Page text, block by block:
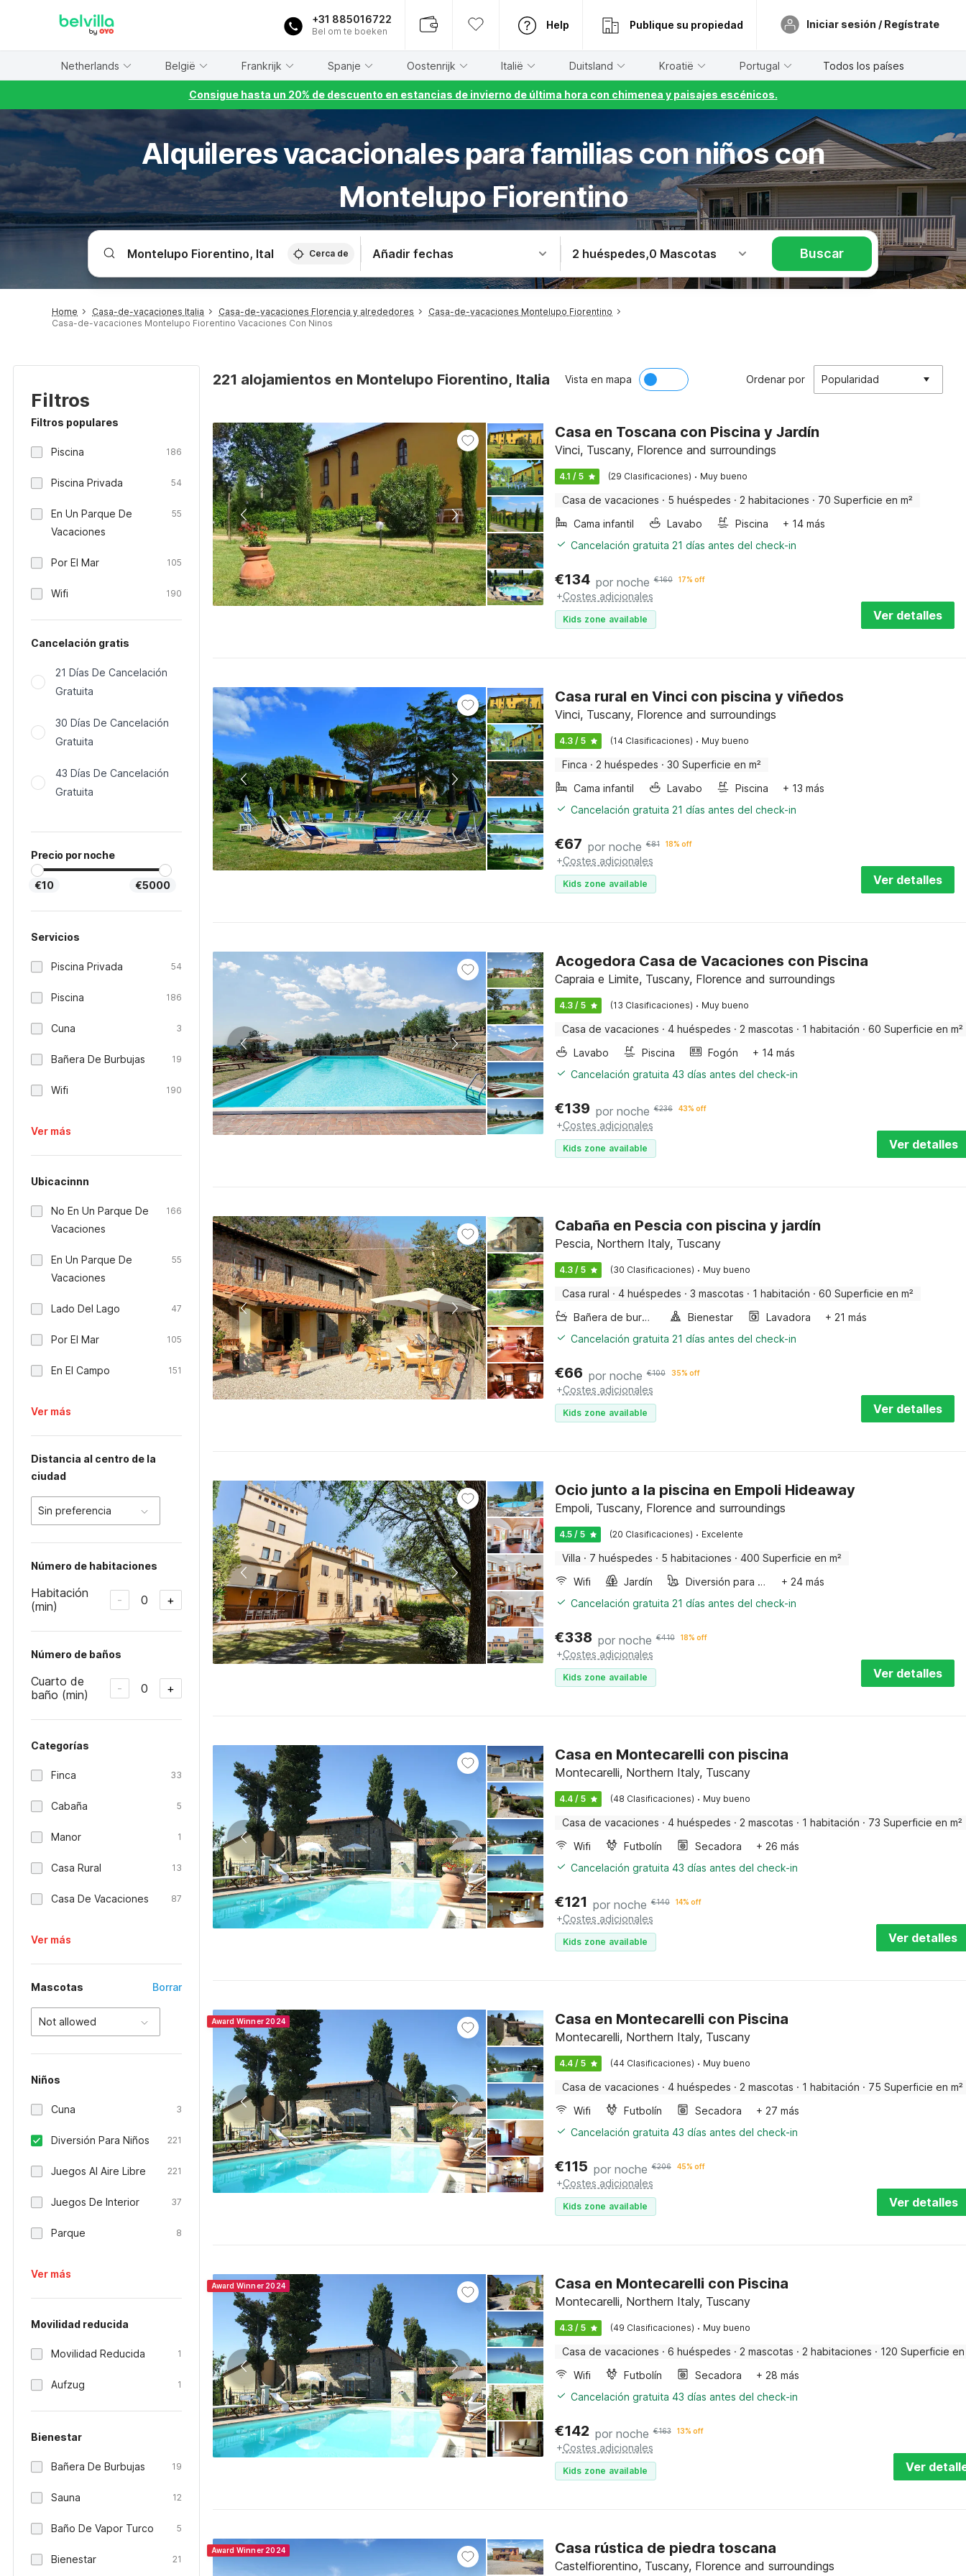
+31 885016722
Bel om te boeken
Help Publique su propiedad Iniciar sesión / Regístrate
Netherlands België Frankrijk Spanje Oostenrijk Italië Duitsland Kroatië Portugal Todos los países
Consigue hasta un 20% de descuento en estancias de invierno de última hora con chimenea y paisajes escénicos.
Alquileres vacacionales para familias con niños con
Montelupo Fiorentino
Cerca de Añadir fechas 2 huéspedes,0 Mascotas Buscar
Home Casa-de-vacaciones Italia Casa-de-vacaciones Florencia y alrededores
Casa-de-vacaciones Montelupo Fiorentino
Casa-de-vacaciones Montelupo Fiorentino Vacaciones Con Ninos
Filtros
Filtros populares
Piscina 186
Piscina Privada 54
En Un Parque De
Vacaciones
55
Por El Mar 105
Wifi 190
Cancelación gratis
21 Días De Cancelación
Gratuita
30 Días De Cancelación
Gratuita
43 Días De Cancelación
Gratuita
Precio por noche
€10 €5000
Servicios
Piscina Privada 54
Piscina 186
Cuna 3
Bañera De Burbujas 19
Wifi 190
Ver más
Ubicacinnn
No En Un Parque De
Vacaciones
166
En Un Parque De
Vacaciones
55
Lado Del Lago 47
Por El Mar 105
En El Campo 151
Ver más
Distancia al centro de la
ciudad
Sin preferencia
Número de habitaciones
Habitación
(min)
- 0 +
Número de baños
Cuarto de
baño (min)
- 0 +
Categorías
Finca 33
Cabaña 5
Manor 1
Casa Rural 13
Casa De Vacaciones 87
Ver más
Mascotas Borrar
Not allowed
Niños
Cuna 3
Diversión Para Niños 221
Juegos Al Aire Libre 221
Juegos De Interior 37
Parque 8
Ver más
Movilidad reducida
Movilidad Reducida 1
Aufzug 1
Bienestar
Bañera De Burbujas 19
Sauna 12
Baño De Vapor Turco 5
Bienestar 21
221 alojamientos en Montelupo Fiorentino, Italia Vista en mapa Ordenar por Popularidad
Casa en Toscana con Piscina y Jardín
Vinci, Tuscany, Florence and surroundings
4.1 / 5 (29 Clasificaciones) · Muy bueno
Casa de vacaciones · 5 huéspedes · 2 habitaciones · 70 Superficie en m²
Cama infantil
Lavabo Piscina
+ 14 más
Cancelación gratuita 21 días antes del check-in
€134 por noche €160 17% off
+Costes adicionales
Kids zone available Ver detalles
Casa rural en Vinci con piscina y viñedos
Vinci, Tuscany, Florence and surroundings
4.3 / 5 (14 Clasificaciones) · Muy bueno
Finca · 2 huéspedes · 30 Superficie en m²
Cama infantil
Lavabo Piscina
+ 13 más
Cancelación gratuita 21 días antes del check-in
€67 por noche €81 18% off
+Costes adicionales
Kids zone available Ver detalles
Acogedora Casa de Vacaciones con Piscina
Capraia e Limite, Tuscany, Florence and surroundings
4.3 / 5 (13 Clasificaciones) · Muy bueno
Casa de vacaciones · 4 huéspedes · 2 mascotas · 1 habitación · 60 Superficie en m²
Lavabo
Piscina Fogón
+ 14 más
Cancelación gratuita 43 días antes del check-in
€139 por noche €236 43% off
+Costes adicionales
Kids zone available Ver detalles
Cabaña en Pescia con piscina y jardín
Pescia, Northern Italy, Tuscany
4.3 / 5 (30 Clasificaciones) · Muy bueno
Casa rural · 4 huéspedes · 3 mascotas · 1 habitación · 60 Superficie en m²
Bañera de burbujas
Bienestar Lavadora
+ 21 más
Cancelación gratuita 21 días antes del check-in
€66 por noche €100 35% off
+Costes adicionales
Kids zone available Ver detalles
Ocio junto a la piscina en Empoli Hideaway
Empoli, Tuscany, Florence and surroundings
4.5 / 5 (20 Clasificaciones) · Excelente
Villa · 7 huéspedes · 5 habitaciones · 400 Superficie en m²
Wifi
Jardín Diversión para niños
+ 24 más
Cancelación gratuita 21 días antes del check-in
€338 por noche €410 18% off
+Costes adicionales
Kids zone available Ver detalles
Casa en Montecarelli con piscina
Montecarelli, Northern Italy, Tuscany
4.4 / 5 (48 Clasificaciones) · Muy bueno
Casa de vacaciones · 4 huéspedes · 2 mascotas · 1 habitación · 73 Superficie en m²
Wifi
Futbolín Secadora
+ 26 más
Cancelación gratuita 43 días antes del check-in
€121 por noche €140 14% off
+Costes adicionales
Kids zone available Ver detalles
Award Winner 2024 Casa en Montecarelli con Piscina
Montecarelli, Northern Italy, Tuscany
4.4 / 5 (44 Clasificaciones) · Muy bueno
Casa de vacaciones · 4 huéspedes · 2 mascotas · 1 habitación · 75 Superficie en m²
Wifi
Futbolín Secadora
+ 27 más
Cancelación gratuita 43 días antes del check-in
€115 por noche €206 45% off
+Costes adicionales
Kids zone available Ver detalles
Award Winner 2024 Casa en Montecarelli con Piscina
Montecarelli, Northern Italy, Tuscany
4.3 / 5 (49 Clasificaciones) · Muy bueno
Casa de vacaciones · 6 huéspedes · 2 mascotas · 2 habitaciones · 120 Superficie en
Wifi
Futbolín Secadora
+ 28 más
Cancelación gratuita 43 días antes del check-in
€142 por noche €163 13% off
+Costes adicionales
Kids zone available Ver
Award Winner 2024 Casa rústica de piedra toscana
Castelfiorentino, Tuscany, Florence and surroundings